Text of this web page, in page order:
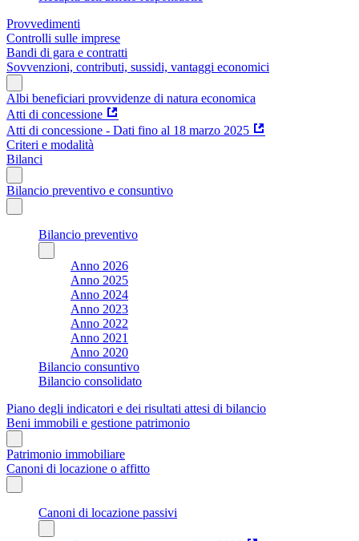
Provvedimenti
Controlli sulle imprese
Bandi di gara e contratti
Sovvenzioni, contributi, sussidi, vantaggi economici
Albi beneficiari provvidenze di natura economica
Atti di concessione
Atti di concessione - Dati fino al 18 marzo 2025
Criteri e modalità
Bilanci
Bilancio preventivo e consuntivo
Bilancio preventivo
Anno 2026
Anno 2025
Anno 2024
Anno 2023
Anno 2022
Anno 2021
Anno 2020
Bilancio consuntivo
Bilancio consolidato
Piano degli indicatori e dei risultati attesi di bilancio
Beni immobili e gestione patrimonio
Patrimonio immobiliare
Canoni di locazione o affitto
Canoni di locazione passivi